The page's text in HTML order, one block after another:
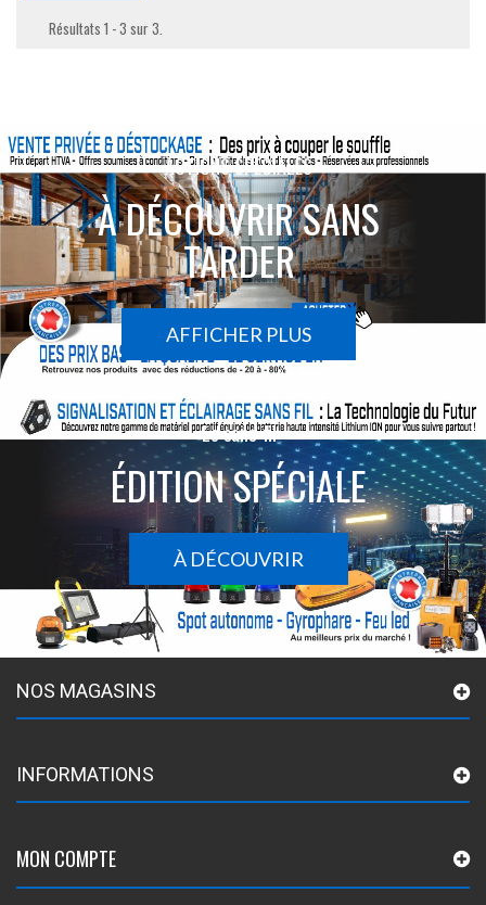
Résultats 1 - 3 sur 3.
ACTIONS SPÉCIALES
À DÉCOUVRIR SANS
TARDER
AFFICHER PLUS
Le sans-fil
ÉDITION SPÉCIALE
À DÉCOUVRIR
NOS MAGASINS
INFORMATIONS
MON COMPTE